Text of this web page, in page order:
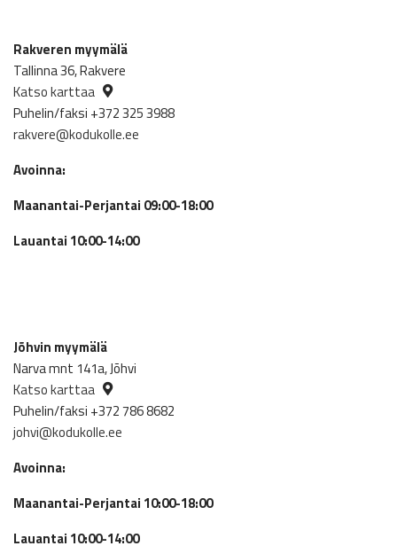
Rakveren myymälä
Tallinna 36, Rakvere
Katso karttaa
Puhelin/faksi +372 325 3988
rakvere@kodukolle.ee
Avoinna:
Maanantai-Perjantai 09:00-18:00
Lauantai 10:00-14:00
Jõhvin myymälä
Narva mnt 141a, Jõhvi
Katso karttaa
Puhelin/faksi +372 786 8682
johvi@kodukolle.ee
Avoinna:
Maanantai-Perjantai 10:00-18:00
Lauantai 10:00-14:00